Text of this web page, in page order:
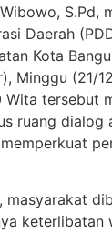
S.Pd,
Daerah
Kota
Minggu (21/
Wita tersebut
ruang
masyarakat
keterlibatan